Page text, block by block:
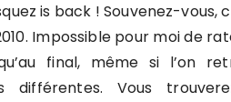
is back ! Souvenez-vous,
Impossible pour moi de
final, même si l’on
différentes. Vous